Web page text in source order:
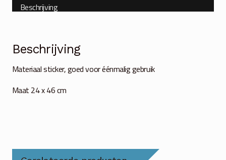
Beschrijving
Beschrijving
Materiaal sticker, goed voor éénmalig gebruik
Maat 24 x 46 cm